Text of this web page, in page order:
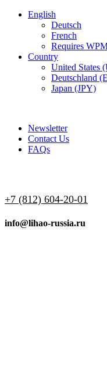
English
Deutsch
French
Requires
Country
United States
Deutschland
Japan (JPY)
Newsletter
Contact Us
FAQs
+7 (812) 604-20-01
info@lihao-russia.ru